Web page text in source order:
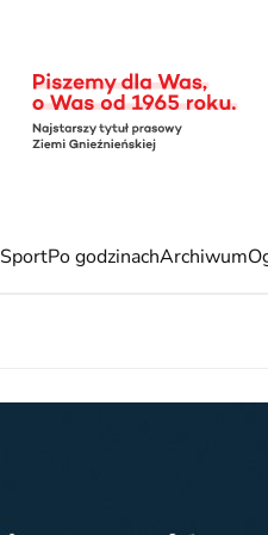
SportPo godzinachArchiwum